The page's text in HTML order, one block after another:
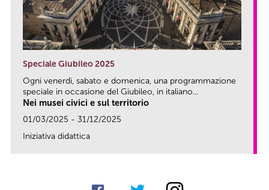
Speciale Giubileo 2025
Ogni venerdì, sabato e domenica, una programmazione
speciale in occasione del Giubileo, in italiano...
Nei musei civici e sul territorio
01/03/2025 - 31/12/2025
Iniziativa didattica